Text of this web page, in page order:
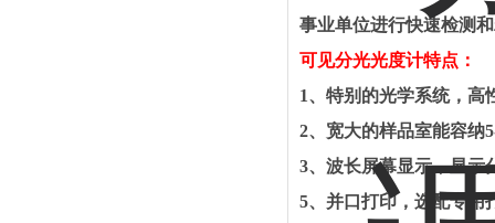
事业单位进行快速检测
可见分光光度计特点 ：
1、特别的光学系统，高
2、宽大的样品室能容纳
3、波长屏幕显示，显示
5、并口打印，选配专用